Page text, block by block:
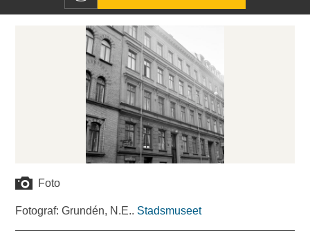
Foto
Fotograf: Grundén, N.E.. Stadsmuseet